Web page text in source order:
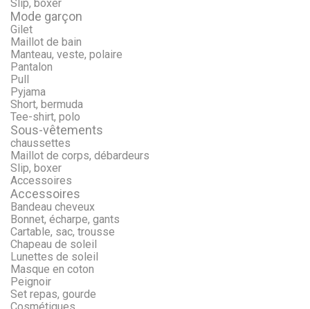
Slip, boxer
Mode garçon
Gilet
Maillot de bain
Manteau, veste, polaire
Pantalon
Pull
Pyjama
Short, bermuda
Tee-shirt, polo
Sous-vêtements
chaussettes
Maillot de corps, débardeurs
Slip, boxer
Accessoires
Accessoires
Bandeau cheveux
Bonnet, écharpe, gants
Cartable, sac, trousse
Chapeau de soleil
Lunettes de soleil
Masque en coton
Peignoir
Set repas, gourde
Cosmétiques